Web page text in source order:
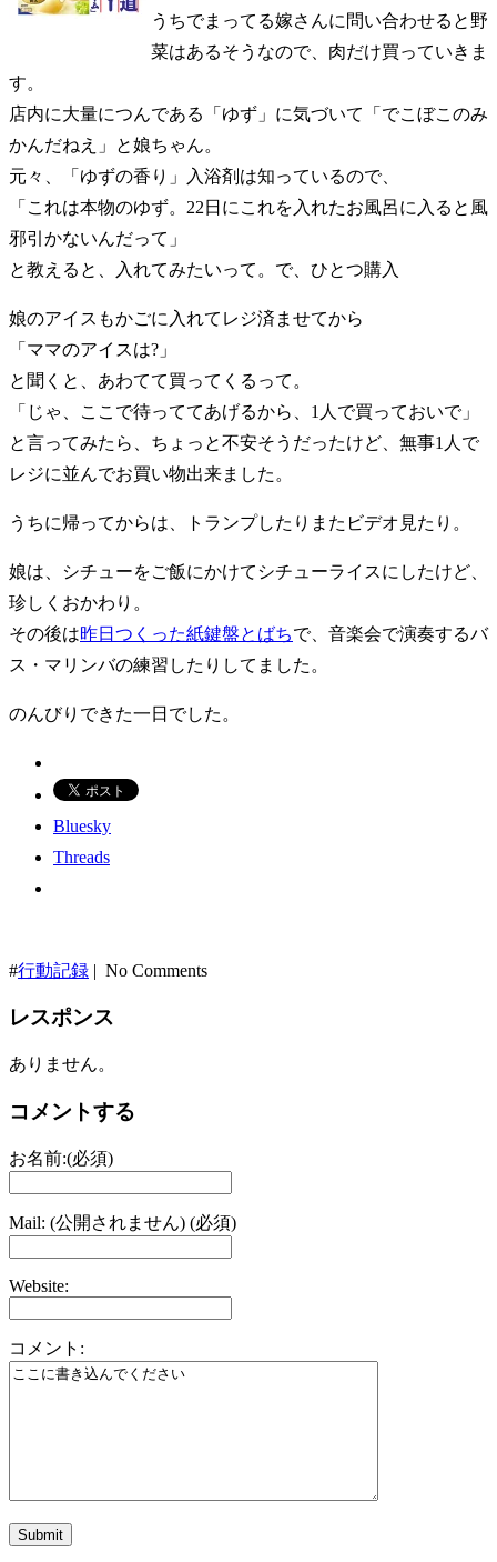
うちでまってる嫁さんに問い合わせると野
菜はあるそうなので、肉だけ買っていきま
す。
店内に大量につんである「ゆず」に気づいて「でこぼこのみ
かんだねえ」と娘ちゃん。
元々、「ゆずの香り」入浴剤は知っているので、
「これは本物のゆず。22日にこれを入れたお風呂に入ると風
邪引かないんだって」
と教えると、入れてみたいって。で、ひとつ購入
娘のアイスもかごに入れてレジ済ませてから
「ママのアイスは?」
と聞くと、あわてて買ってくるって。
「じゃ、ここで待っててあげるから、1人で買っておいで」
と言ってみたら、ちょっと不安そうだったけど、無事1人で
レジに並んでお買い物出来ました。
うちに帰ってからは、トランプしたりまたビデオ見たり。
娘は、シチューをご飯にかけてシチューライスにしたけど、
珍しくおかわり。
その後は昨日つくった紙鍵盤とばちで、音楽会で演奏するバ
ス・マリンバの練習したりしてました。
のんびりできた一日でした。
Bluesky
Threads
#行動記録 | No Comments
レスポンス
ありません。
コメントする
お名前:(必須)
Mail: (公開されません) (必須)
Website:
コメント: